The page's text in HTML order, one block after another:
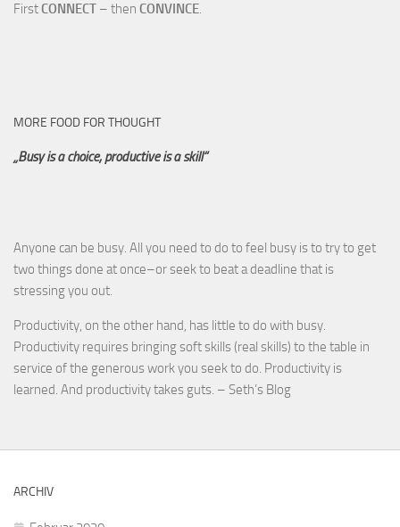
FirstCONNECT – then CONVINCE.
MORE FOOD FOR THOUGHT
„Busy is a choice, productive is a skill“
Anyone can be busy. All you need to do to feel busy is to try to get
two things done at once–or seek to beat a deadline that is
stressing you out.
Productivity, on the other hand, has little to do with busy.
Productivity requires bringing soft skills (real skills) to the table in
service of the generous work you seek to do. Productivity is
learned. And productivity takes guts. – Seth’s Blog
ARCHIV